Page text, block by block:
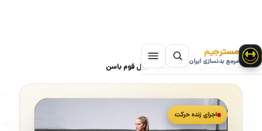
مسترجیم
مرجع بدنسازی ایران
سایت بدنسازی»حرکات باسن»رول فوم باسن
اجرای زنده حرکت